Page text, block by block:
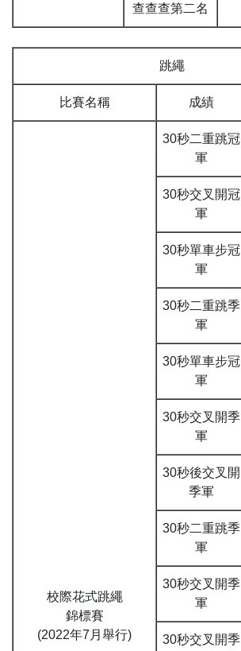
查查查第二名
跳繩
比賽名稱 成績
校際花式跳繩
錦標賽
(2022年7月舉行)
30秒二重跳冠
軍
30秒交叉開冠
軍
30秒單車步冠
軍
30秒二重跳季
軍
30秒單車步冠
軍
30秒交叉開季
軍
30秒後交叉開
季軍
30秒二重跳季
軍
30秒交叉開季
軍
30秒交叉開季